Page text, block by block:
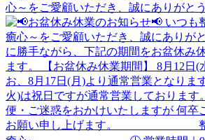
心～をご愛顧いただき、誠にありがとう